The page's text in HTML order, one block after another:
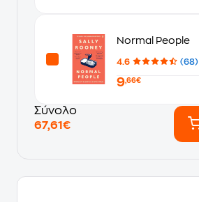
Normal People
4.6 (68)
9,66€
Σύνολο
67,61€